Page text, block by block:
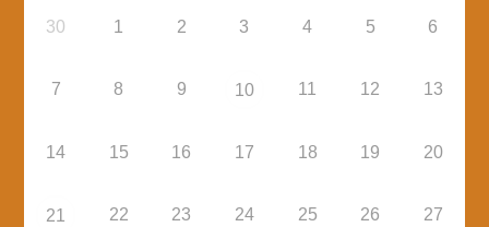
30 1 2 3 4 5 6
7 8 9 10 11 12 13
14 15 16 17 18 19 20
21 22 23 24 25 26 27